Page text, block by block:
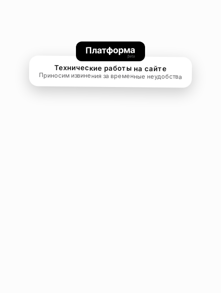
Технические работы на сайте
Приносим извинения за временные неудобства